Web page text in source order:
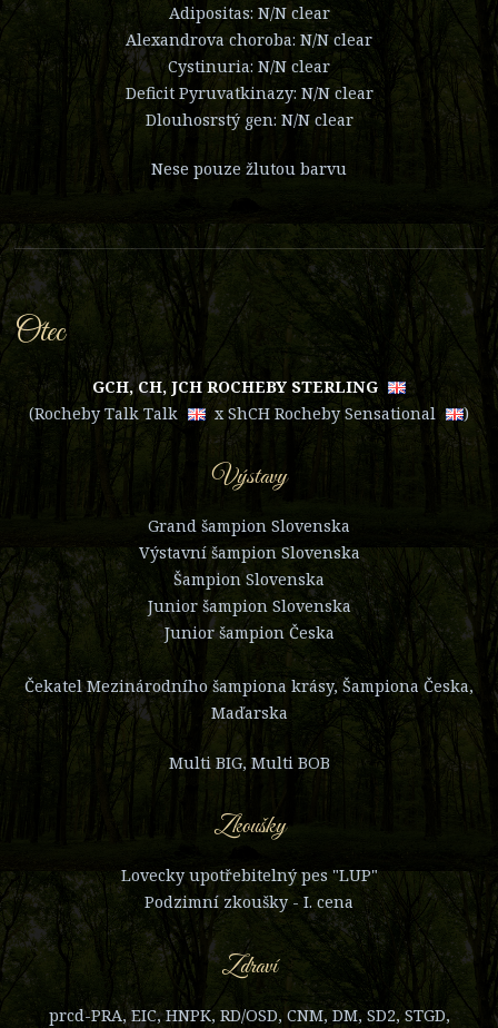
Adipositas: N/N clear
Alexandrova choroba: N/N clear
Cystinuria: N/N clear
Deficit Pyruvatkinazy: N/N clear
Dlouhosrstý gen: N/N clear
Nese pouze žlutou barvu
Otec
GCH, CH, JCH ROCHEBY STERLING
(Rocheby Talk Talk x ShCH Rocheby Sensational )
Výstavy
Grand šampion Slovenska
Výstavní šampion Slovenska
Šampion Slovenska
Junior šampion Slovenska
Junior šampion Česka
Čekatel Mezinárodního šampiona krásy, Šampiona Česka,
Maďarska
Multi BIG, Multi BOB
Zkoušky
Lovecky upotřebitelný pes "LUP"
Podzimní zkoušky - I. cena
Zdraví
prcd-PRA, EIC, HNPK, RD/OSD, CNM, DM, SD2, STGD,